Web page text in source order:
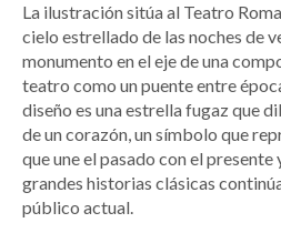
La ilustración sitúa al Teatro
cielo estrellado de las noches de
monumento en el eje de una
teatro como un puente entre
diseño es una estrella fugaz que
de un corazón, un símbolo que
que une el pasado con el presente
grandes historias clásicas
público actual.